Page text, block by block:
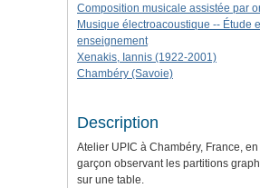
Composition musicale assistée par
Musique électroacoustique -- Étude
enseignement
Xenakis, Iannis (1922-2001)
Chambéry (Savoie)
Description
Atelier UPIC à Chambéry, France,
garçon observant les partitions
sur une table.